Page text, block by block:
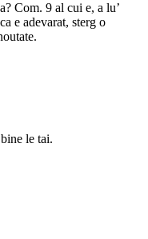
Com. 9 al cui e, a lu’
e adevarat, sterg o
le tai.